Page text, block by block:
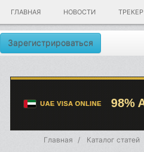
ГЛАВНАЯ НОВОСТИ ТРЕКЕР
Зарегистрироваться
Главная Каталог статей